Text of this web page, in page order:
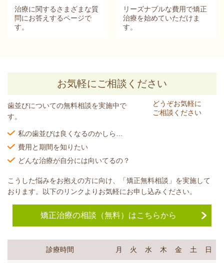
治療に関するさまざまな質
問にお答えするページで
す。
リーズナブルな費用で矯正
治療を始めていただけま
す。
お気軽にご相談ください
どうぞお気軽に
ご相談ください
歯並びについての無料相談を実施中で
す。
私の歯並びは良くなるのかしら…
費用と期間を知りたい
どんな治療が自分には向いてるの？
こうした悩みをお抱えの方に向け、「矯正無料相談」を実施して
おります。以下のリンクよりお気軽にお申し込みください。
矯正治療の相談（無料）はこちらから
診療時間 月 火 水 木 金 土 日